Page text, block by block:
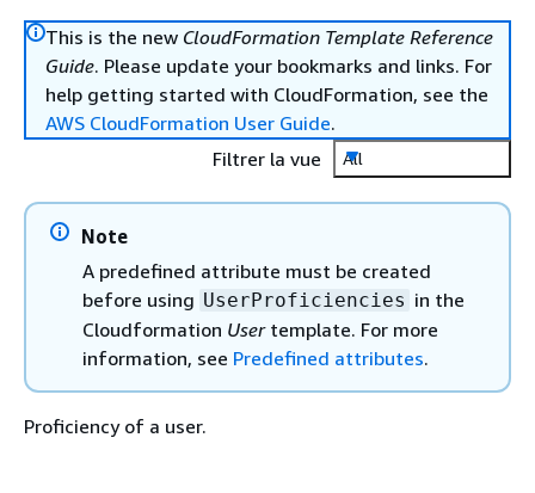
This is the new CloudFormation Template Reference
Guide. Please update your bookmarks and links. For
help getting started with CloudFormation, see the
AWS CloudFormation User Guide.
Filtrer la vue
All
Note
A predefined attribute must be created
before using UserProficiencies in the
Cloudformation Usertemplate. For more
information, see Predefined attributes.
Proficiency of a user.